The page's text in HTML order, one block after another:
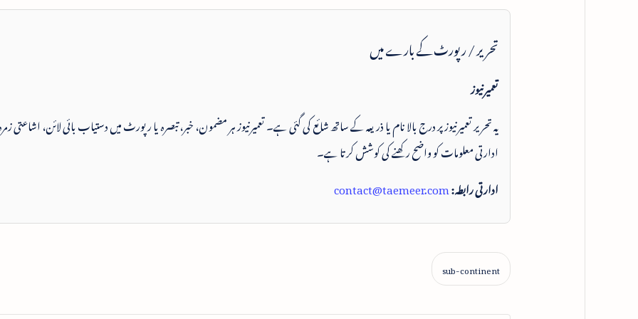
تحریر / رپورٹ کے بارے میں
تعمیرنیوز
یہ تحریر تعمیرنیوز پر درج بالا نام یا ذریعہ کے ساتھ شائع کی گئی ہے۔ تعمیرنیوز ہر مضمون، خبر، تبصرہ یا رپورٹ میں دستیاب بائی لائن، اشاعتی
ادارتی معلومات کو واضح رکھنے کی کوشش کرتا ہے۔
ادارتی رابطہ:contact@taemeer.com